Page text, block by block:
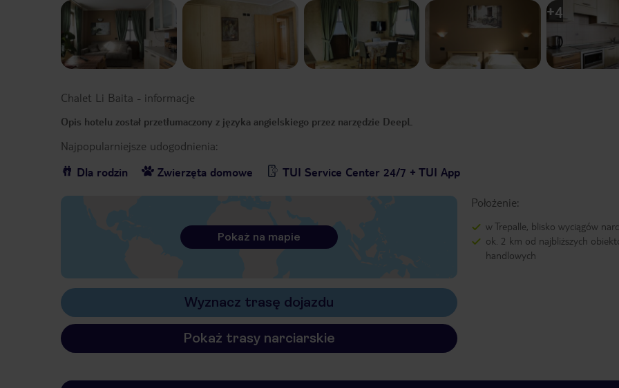
Previous slide +4
Chalet Li Baita - informacje
Opis hotelu został przetłumaczony z języka angielskiego przez narzędzie DeepL
Najpopularniejsze udogodnienia:
Dla rodzin
Zwierzęta domowe TUI Service Center 24/7 + TUI App
Położenie:
w Trepalle, blisko wyciągów
ok. 2 km od najbliższych
handlowych
Pokaż na mapie
Wyznacz trasę dojazdu
Pokaż trasy narciarskie